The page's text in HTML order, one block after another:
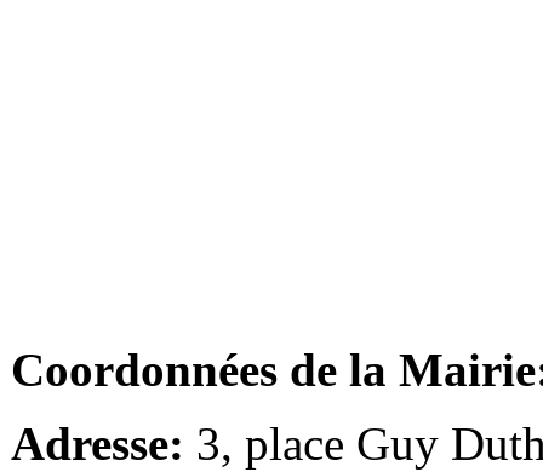
Coordonnées de la
Adresse: 3, place Guy